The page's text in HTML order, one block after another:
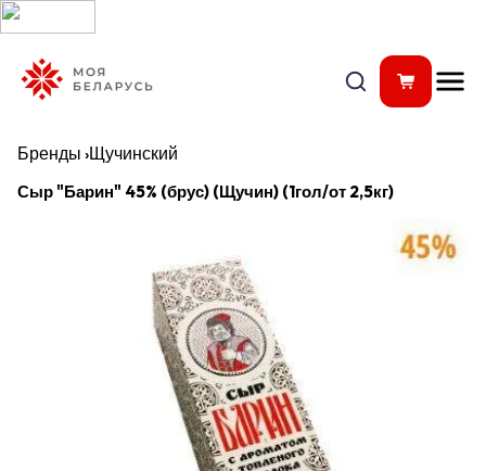
Бренды ›Щучинский
Сыр "Барин" 45% (брус) (Щучин) (1гол/от 2,5кг)